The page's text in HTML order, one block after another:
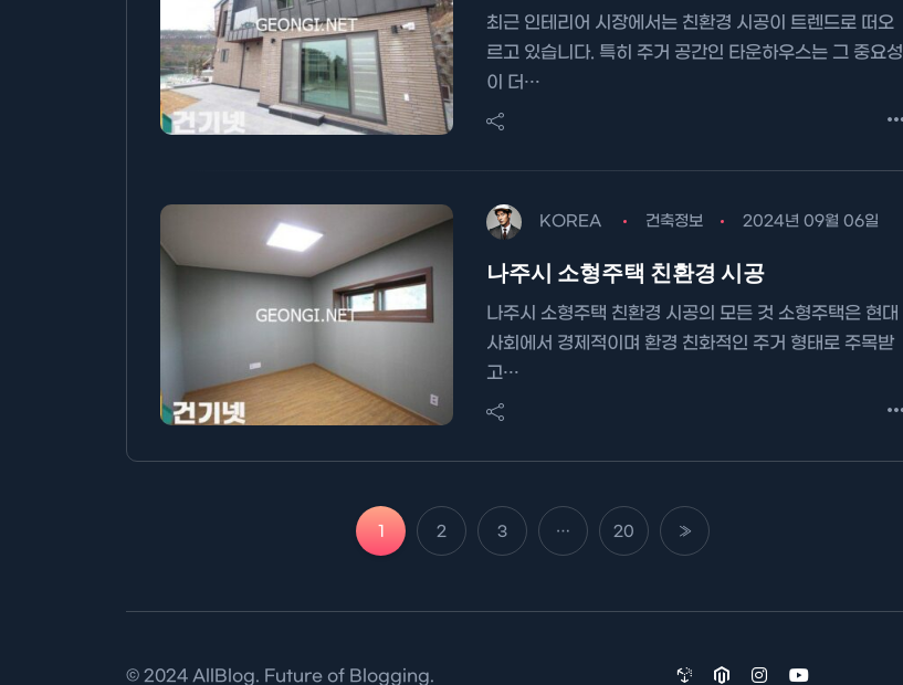
최근 인테리어 시장에서는 친환경 시공이 트렌드로 떠오
르고 있습니다. 특히 주거 공간인 타운하우스는 그 중요성
이 더…
KOREA 건축정보 2024년 09월 06일
나주시 소형주택 친환경 시공
나주시 소형주택 친환경 시공의 모든 것 소형주택은 현대
사회에서 경제적이며 환경 친화적인 주거 형태로 주목받
고…
1 2 3 … 20 »
© 2024 AllBlog. Future of Blogging.